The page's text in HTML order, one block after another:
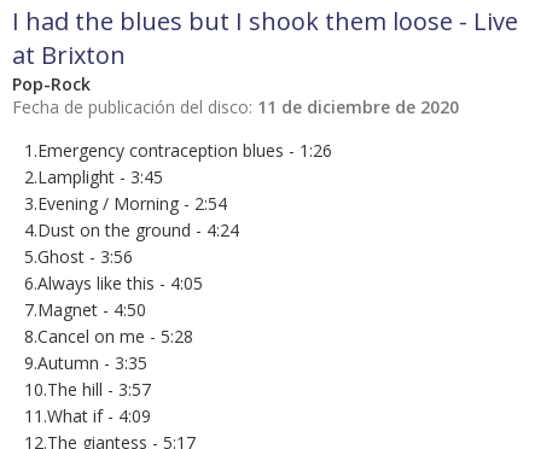
I had the blues but I shook them loose - Live
at Brixton
Pop-Rock
Fecha de publicación del disco: 11 de diciembre de 2020
1.Emergency contraception blues - 1:26
2.Lamplight - 3:45
3.Evening / Morning - 2:54
4.Dust on the ground - 4:24
5.Ghost - 3:56
6.Always like this - 4:05
7.Magnet - 4:50
8.Cancel on me - 5:28
9.Autumn - 3:35
10.The hill - 3:57
11.What if - 4:09
12.The giantess - 5:17